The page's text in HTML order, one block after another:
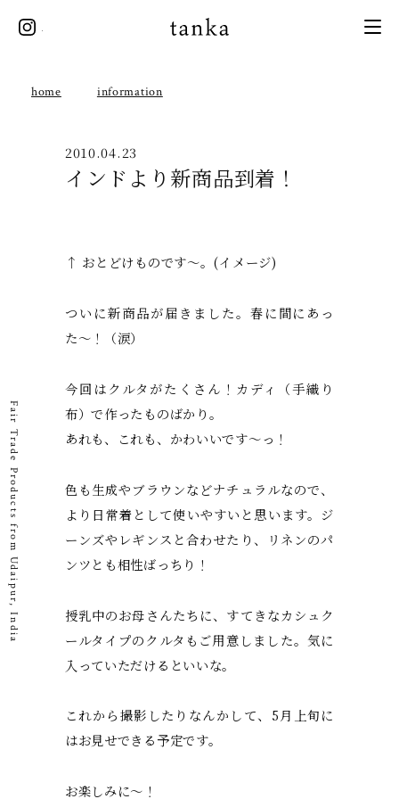
home information
2010.04.23
インドより新商品到着！
↑ おとどけものです〜。(イメージ)
ついに新商品が届きました。春に間にあっ
た〜！（涙）
今回はクルタがたくさん！カディ（手織り
布）で作ったものばかり。
あれも、これも、かわいいです〜っ！
色も生成やブラウンなどナチュラルなので、
より日常着として使いやすいと思います。ジ
ーンズやレギンスと合わせたり、リネンのパ
ンツとも相性ばっちり！
授乳中のお母さんたちに、すてきなカシュク
ールタイプのクルタもご用意しました。気に
入っていただけるといいな。
これから撮影したりなんかして、5月上旬に
はお見せできる予定です。
お楽しみに〜！
Fair Trade Products from Udaipur, India